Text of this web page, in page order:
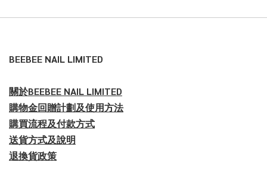
BEEBEE NAIL LIMITED
關於BEEBEE NAIL LIMITED
購物金回贈計劃及使用方法
購買流程及付款方式
送貨方式及說明
退換貨政策